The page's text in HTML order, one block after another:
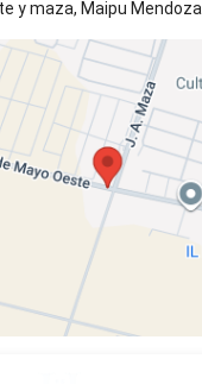
y maza, Maipu Mendoza